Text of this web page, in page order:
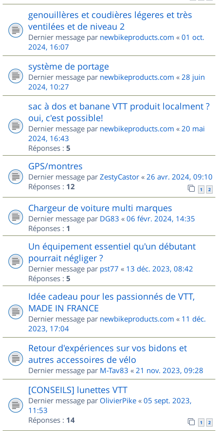
genouillères et coudières légeres et très
ventilées et de niveau 2
Dernier message par newbikeproducts.com « 01 oct.
2024, 16:07
système de portage
Dernier message par newbikeproducts.com « 28 juin
2024, 10:27
sac à dos et banane VTT produit localment ?
oui, c'est possible!
Dernier message par newbikeproducts.com « 20 mai
2024, 16:43
Réponses : 5
GPS/montres
Dernier message par ZestyCastor « 26 avr. 2024, 09:10
Réponses : 12 1 2
Chargeur de voiture multi marques
Dernier message par DG83 « 06 févr. 2024, 14:35
Réponses : 1
Un équipement essentiel qu'un débutant
pourrait négliger ?
Dernier message par pst77 « 13 déc. 2023, 08:42
Réponses : 5
Idée cadeau pour les passionnés de VTT,
MADE IN FRANCE
Dernier message par newbikeproducts.com « 11 déc.
2023, 17:04
Retour d'expériences sur vos bidons et
autres accessoires de vélo
Dernier message par M-Tav83 « 21 nov. 2023, 09:28
[CONSEILS] lunettes VTT
Dernier message par OlivierPike « 05 sept. 2023,
11:53
Réponses : 14 1 2